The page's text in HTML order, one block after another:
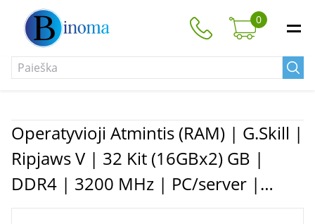
0
Operatyvioji Atmintis (RAM) | G.Skill |
Ripjaws V | 32 Kit (16GBx2) GB |
DDR4 | 3200 MHz | PC/server |
Registered No | ECC No